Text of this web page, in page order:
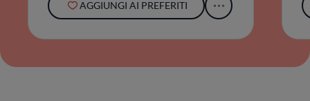
AGGIUNGI AI PREFERITI